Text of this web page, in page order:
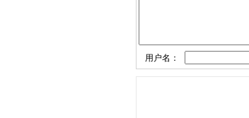
用户名：